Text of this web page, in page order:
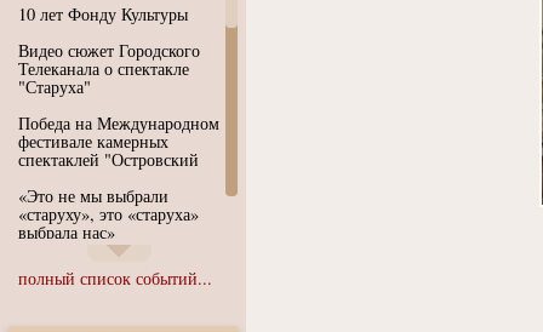
10 лет Фонду Культуры
Видео сюжет Городского
Телеканала о спектакле
"Старуха"
Победа на Международном
фестивале камерных
спектаклей "Островский
«Это не мы выбрали
«старуху», это «старуха»
выбрала нас»
Иммерсивный спектакль
"Язык чистого полета
полный список событий...